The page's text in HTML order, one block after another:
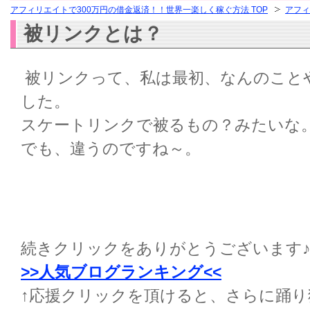
アフィリエイトで300万円の借金返済！！世界一楽しく稼ぐ方法 TOP アフ
被リンクとは？
被リンクって、私は最初、なんのこ
した。
スケートリンクで被るもの？みたいな
でも、違うのですね～。
続きクリックをありがとうございます♪
>>人気ブログランキング<<
↑応援クリックを頂けると、さらに踊